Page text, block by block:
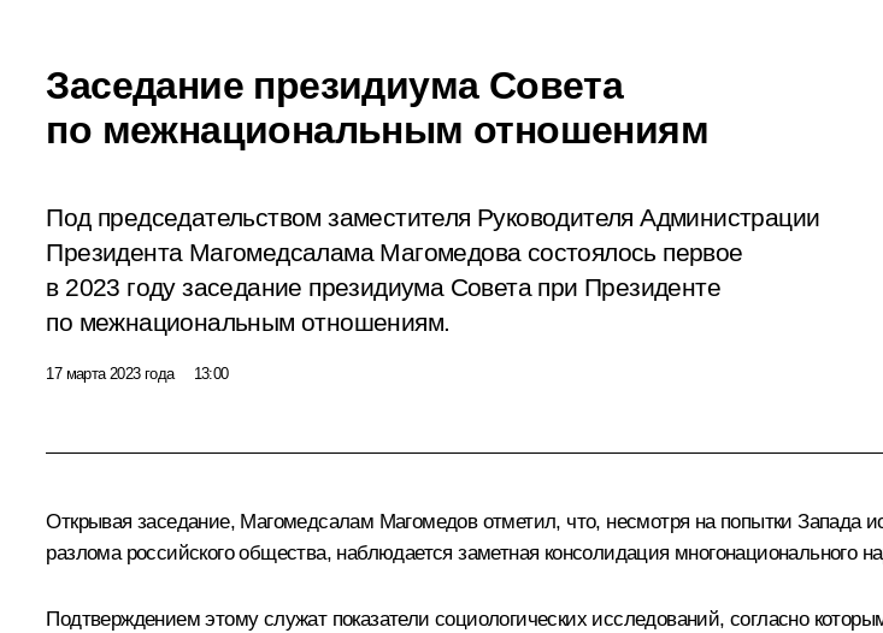
Заседание президиума Совета
по межнациональным отношениям
Под председательством заместителя Руководителя Администрации
Президента Магомедсалама Магомедова состоялось первое
в 2023 году заседание президиума Совета при Президенте
по межнациональным отношениям.
17 марта 2023 года 13:00
Открывая заседание, Магомедсалам Магомедовотметил, что, несмотря на попытки Запада
разлома российского общества, наблюдается заметная консолидация многонационального
Подтверждением этому служат показатели социологических исследований, согласно